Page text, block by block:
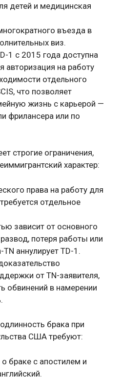
детей и медицинская
въезда в
виз.
1 с 2015 года доступна
авторизация на работу
отдельного
что позволяет
жизнь с карьерой —
фрилансера или по
строгие ограничения,
характер:
права на работу для
отдельное
зависит от основного
потеря работы или
аннулирует TD-1.
от TN-заявителя,
обвинений в намерении
брака при
США требуют:
браке с апостилем и